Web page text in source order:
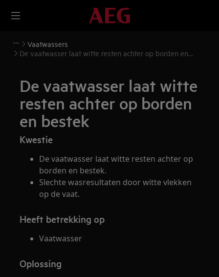
Vaatwassers
De vaatwasser laat witte resten achter op borden en
De vaatwasser laat witte
resten achter op borden
en bestek
Kwestie
De vaatwasser laat witte resten achter op
borden en bestek.
Slechte wasresultaten door witte vlekken
op de vaat.
Heeft betrekking op
Vaatwasser
Oplossing